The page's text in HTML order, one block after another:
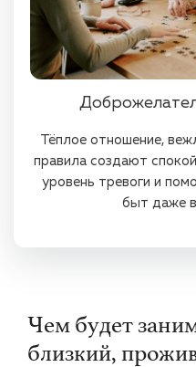
Тёплое отношение,
правила создают
уровень тревоги и
быт даже
Чем будет
близкий,